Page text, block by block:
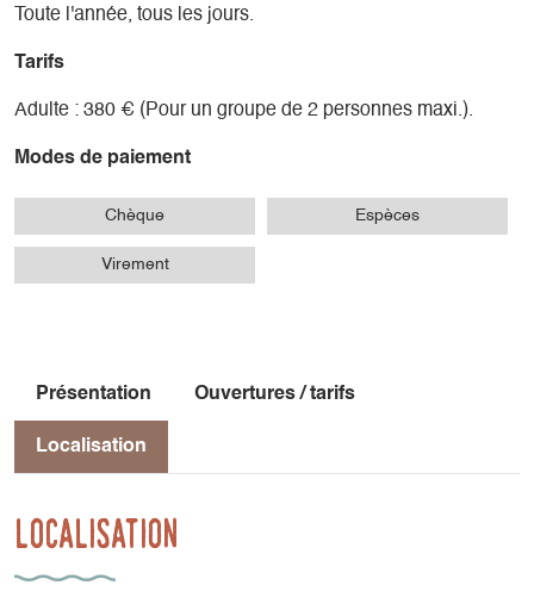
Toute l'année, tous les jours.
Tarifs
Adulte : 380 € (Pour un groupe de 2 personnes maxi.).
Modes de paiement
Chèque Espèces
Virement
Présentation Ouvertures / tarifs
Localisation
Localisation